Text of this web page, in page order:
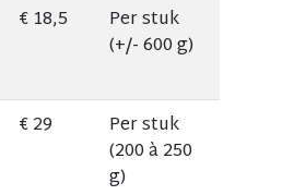
€ 18,5
Per stuk
(+/- 600 g)
€ 29
Per stuk
(200 à 250
g)